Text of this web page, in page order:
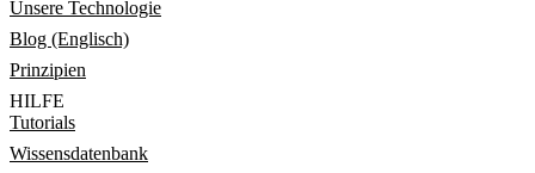
Unsere Technologie
Blog (Englisch)
Prinzipien
HILFE
Tutorials
Wissensdatenbank